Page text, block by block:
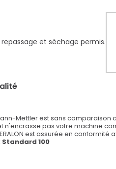
repassage et séchage permis.
Mettler est sans
n'encrasse pas votre machine
est assurée en